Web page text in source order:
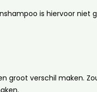
is hiervoor niet
groot verschil maken.